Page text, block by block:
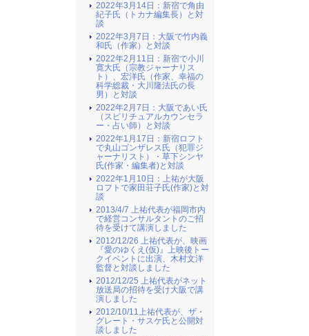
2022年3月14日：新宿で角由
紀子氏（トカナ編集長）と対
談
2022年3月7日：大阪で竹内義
和氏（作家）と対談
2022年2月11日：新宿で小川
寛大氏（宗教ジャーナリス
ト）、宏洋氏（作家、幸福の
科学総裁・大川隆法氏の長
男）と対談
2022年2月7日：大阪であい氏
（スピリチュアルカウンセラ
ー・占い師）と対談
2022年1月17日：新宿ロフト
で丸山ゴンザレス氏（犯罪ジ
ャーナリスト）・草下シンヤ
氏(作家・編集者)と対談
2022年1月10日：上祐が大阪
ロフトで家田荘子氏(作家)と対
談
2013/4/7 上祐代表が福岡市内
で経営コンサルタントのご招
待を受けて講演しました
2012/12/26 上祐代表が、映画
『愛のゆくえ(仮)』上映後トー
クイベントに出演、木村文洋
監督と対談しました
2012/12/25 上祐代表がネット
放送局の招待を受け大阪で講
演しました
2012/10/11上祐代表が、ザ・
グレート・サスケ氏と公開対
談しました